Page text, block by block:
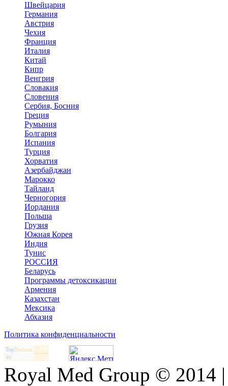
Швейцария
Германия
Австрия
Чехия
Франция
Италия
Китай
Кипр
Венгрия
Словакия
Словения
Сербия, Босния
Греция
Румыния
Болгария
Испания
Турция
Хорватия
Азербайджан
Марокко
Тайланд
Черногория
Иордания
Польша
Грузия
Южная Корея
Индия
Тунис
РОССИЯ
Беларусь
Программы детоксикации
Армения
Казахстан
Мексика
Абхазия
Политика конфиденциальности
Royal Med Group © 2014